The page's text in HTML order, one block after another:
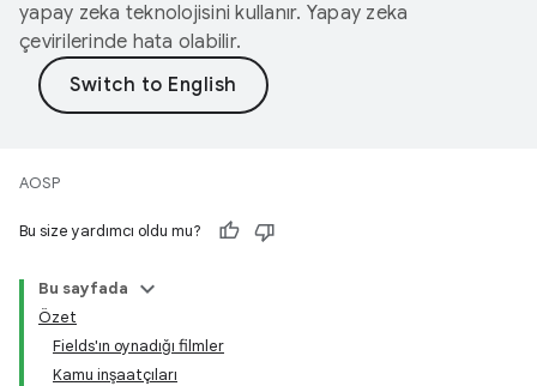
yapay zeka teknolojisini kullanır. Yapay zeka
çevirilerinde hata olabilir.
AOSP
Bu size yardımcı oldu mu?
Bu sayfada
Özet
Fields'ın oynadığı filmler
Kamu inşaatçıları